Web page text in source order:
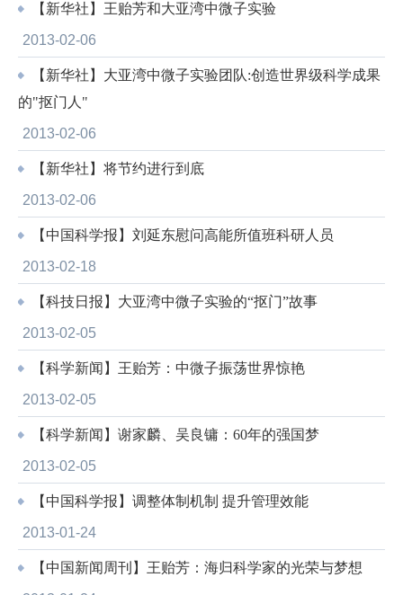
【新华社】王贻芳和大亚湾中微子实验
2013-02-06
【新华社】大亚湾中微子实验团队:创造世界级科学成果
的"抠门人"
2013-02-06
【新华社】将节约进行到底
2013-02-06
【中国科学报】刘延东慰问高能所值班科研人员
2013-02-18
【科技日报】大亚湾中微子实验的“抠门”故事
2013-02-05
【科学新闻】王贻芳：中微子振荡世界惊艳
2013-02-05
【科学新闻】谢家麟、吴良镛：60年的强国梦
2013-02-05
【中国科学报】调整体制机制 提升管理效能
2013-01-24
【中国新闻周刊】王贻芳：海归科学家的光荣与梦想